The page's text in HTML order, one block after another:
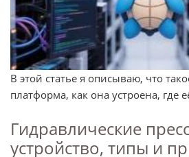
В этой статье я описываю, что
платформа, как она устроена, где
Гидравлические
устройство, типы и